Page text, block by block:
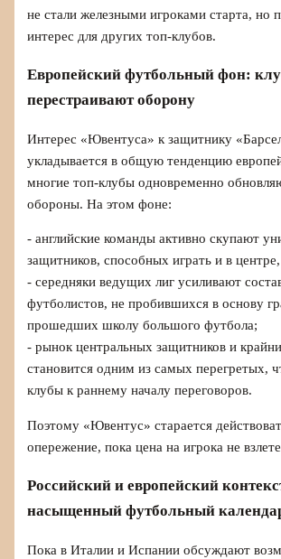
не стали железными игроками старта, но
интерес для других топ-клубов.
Европейский футбольный фон:
перестраивают оборону
Интерес «Ювентуса» к защитнику
укладывается в общую тенденцию
многие топ-клубы одновременно
обороны. На этом фоне:
- английские команды активно скупают
защитников, способных играть и в
- середняки ведущих лиг усиливают
футболистов, не пробившихся в основу
прошедших школу большого футбола;
- рынок центральных защитников и
становится одним из самых перегретых,
клубы к раннему началу переговоров.
Поэтому «Ювентус» старается
опережение, пока цена на игрока не
Российский и европейский
насыщенный футбольный
Пока в Италии и Испании обсуждают